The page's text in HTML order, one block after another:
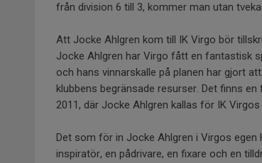
från division 6 till 3, kommer man utan
Att Jocke Ahlgren kom till IK Virgo bör
Jocke Ahlgren har Virgo fått en fantastisk
och hans vinnarskalle på planen har gjort
klubbens begränsade resurser. Det finns
2011, där Jocke Ahlgren kallas för IK
Det som för in Jocke Ahlgren i Virgos egen
inspiratör, en pådrivare, en fixare och en